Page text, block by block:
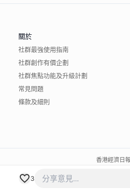
3
關於
社群最強使用指南
社群創作有價企劃
社群焦點功能及升級計劃
常見問題
條款及細則
香港經濟日